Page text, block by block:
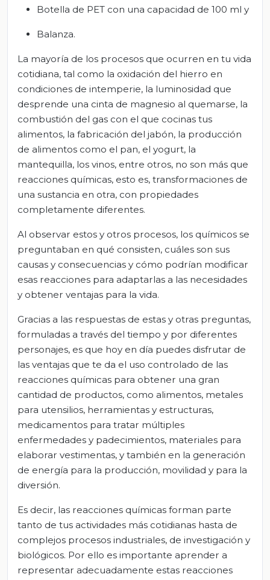
Botella de PET con una capacidad de 100 ml y
Balanza.
La mayoría de los procesos que ocurren en tu vida
cotidiana, tal como la oxidación del hierro en
condiciones de intemperie, la luminosidad que
desprende una cinta de magnesio al quemarse, la
combustión del gas con el que cocinas tus
alimentos, la fabricación del jabón, la producción
de alimentos como el pan, el yogurt, la
mantequilla, los vinos, entre otros, no son más que
reacciones químicas, esto es, transformaciones de
una sustancia en otra, con propiedades
completamente diferentes.
Al observar estos y otros procesos, los químicos se
preguntaban en qué consisten, cuáles son sus
causas y consecuencias y cómo podrían modificar
esas reacciones para adaptarlas a las necesidades
y obtener ventajas para la vida.
Gracias a las respuestas de estas y otras preguntas,
formuladas a través del tiempo y por diferentes
personajes, es que hoy en día puedes disfrutar de
las ventajas que te da el uso controlado de las
reacciones químicas para obtener una gran
cantidad de productos, como alimentos, metales
para utensilios, herramientas y estructuras,
medicamentos para tratar múltiples
enfermedades y padecimientos, materiales para
elaborar vestimentas, y también en la generación
de energía para la producción, movilidad y para la
diversión.
Es decir, las reacciones químicas forman parte
tanto de tus actividades más cotidianas hasta de
complejos procesos industriales, de investigación y
biológicos. Por ello es importante aprender a
representar adecuadamente estas reacciones